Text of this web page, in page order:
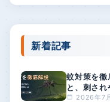
新着記事
蚊対策を徹
と、刺さ
2026年7